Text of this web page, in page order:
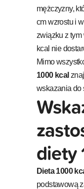
mężczyzny,
cm wzrostu i
związku z
kcal nie
Mimo
1000 kcal
wskazania do
diety
Dieta 1000
podstawową